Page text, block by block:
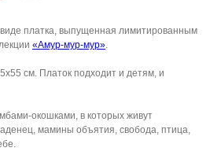
платка, выпущенная лимитированным
«Амур-мур-мур».
см. Платок подходит и детям, и
окошками, в которых живут
мамины объятия, свобода, птица,